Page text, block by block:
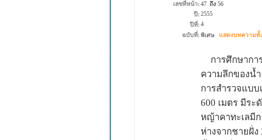
เลขที่หน้า: 47ถึง 56
ปี: 2555
ปีที่: 4
ฉบับที่: พิเศษ แสดงบทความทั้
การศึกษากา
ความลึกของน้
การสำรวจแบบ
600 เมตร มีระ
หญ้าคาทะเลมี
ห่างจากชายฝั่ง